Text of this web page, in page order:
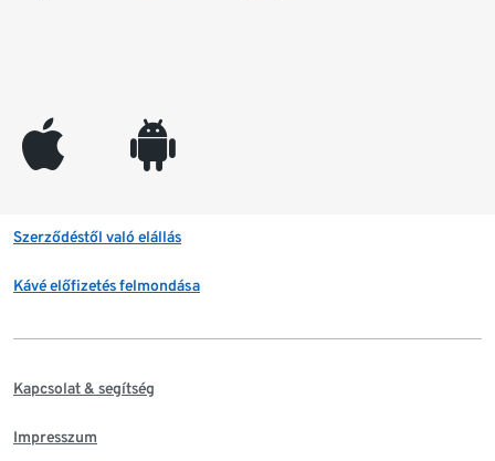
appleinc android
Szerződéstől való elállás
Kávé előfizetés felmondása
Kapcsolat & segítség
Impresszum